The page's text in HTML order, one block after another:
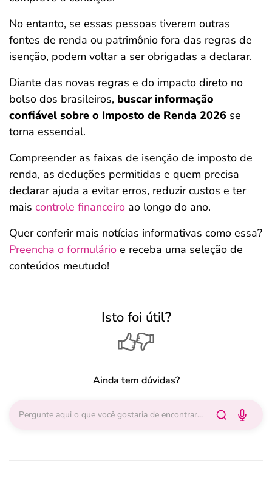
No entanto, se essas pessoas tiverem outras
fontes de renda ou patrimônio fora das regras de
isenção, podem voltar a ser obrigadas a declarar.
Diante das novas regras e do impacto direto no
bolso dos brasileiros, buscar informação
confiável sobre o Imposto de Renda 2026 se
torna essencial.
Compreender as faixas de isenção de imposto de
renda, as deduções permitidas e quem precisa
declarar ajuda a evitar erros, reduzir custos e ter
mais controle financeiro ao longo do ano.
Quer conferir mais notícias informativas como essa?
Preencha o formulário e receba uma seleção de
conteúdos meutudo!
Isto foi útil?
Ainda tem dúvidas?